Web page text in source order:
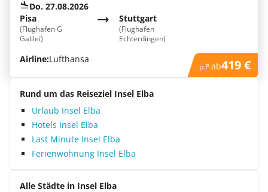
Do. 27.08.2026
Stuttgart
(Flughafen
Echterdingen)
Pisa
(Flughafen G
Galilei)
Airline:Lufthansa
p.P.ab419 €
Rund um das Reiseziel Insel Elba
Urlaub Insel Elba
Hotels Insel Elba
Last Minute Insel Elba
Ferienwohnung Insel Elba
Alle Städte in Insel Elba